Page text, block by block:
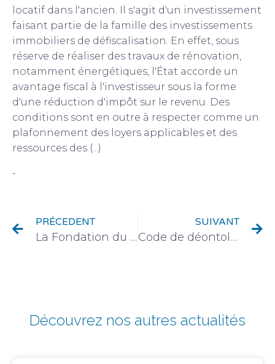
locatif dans l'ancien. Il s'agit d'un investissement
faisant partie de la famille des investissements
immobiliers de défiscalisation. En effet, sous
réserve de réaliser des travaux de rénovation,
notamment énergétiques, l'État accorde un
avantage fiscal à l'investisseur sous la forme
d'une réduction d'impôt sur le revenu. Des
conditions sont en outre à respecter comme un
plafonnement des loyers applicables et des
ressources des (...)
-
PRÉCEDENT
La Fondation du Patrimoine et la Chambre des Notaires du Gard main dans la main pour la sauvegarde du patrimoine gardois
SUIVANT
Code de déontologie des notaires : aperçu du décret du 28 décembre 2023
Découvrez nos autres actualités